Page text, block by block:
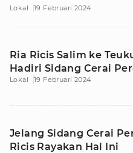
Lokal 19 Februari 2024
Ria Ricis Salim ke
Hadiri Sidang Cerai
Lokal 19 Februari 2024
Jelang Sidang Cerai
Ricis Rayakan Hal Ini